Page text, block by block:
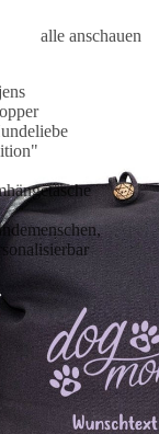
alle anschauen